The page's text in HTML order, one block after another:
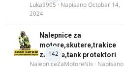
Luka9905 · NapisanoOctobar 14,
2024
142
Nalepnice za
motore,skutere,trakice
za felne,tank protektori
NalepniceZaMotoreNis · Napisano